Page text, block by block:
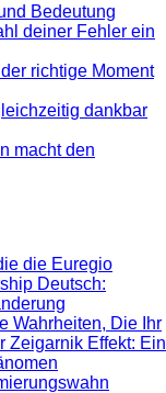
Bedeutung
deiner Fehler ein
richtige Moment
dankbar
macht den
die Euregio
Deutsch:
Wahrheiten, Die Ihr
Zeigarnik Effekt: Ein